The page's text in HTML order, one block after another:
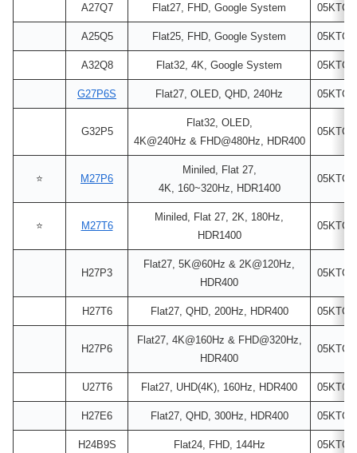
A27Q7 Flat27, FHD, Google System
A25Q5 Flat25, FHD, Google System
A32Q8 Flat32, 4K, Google System
G27P6S Flat27, OLED, QHD, 240Hz
G32P5
Flat32, OLED,
4K@240Hz & FHD@480Hz, HDR400
⭐ M27P6
Miniled, Flat 27,
4K, 160~320Hz, HDR1400
⭐ M27T6
Miniled, Flat 27, 2K, 180Hz,
HDR1400
H27P3
Flat27, 5K@60Hz & 2K@120Hz,
HDR400
H27T6 Flat27, QHD, 200Hz, HDR400
H27P6
Flat27, 4K@160Hz & FHD@320Hz,
HDR400
U27T6 Flat27, UHD(4K), 160Hz, HDR400
H27E6 Flat27, QHD, 300Hz, HDR400
H24B9S Flat24, FHD, 144Hz